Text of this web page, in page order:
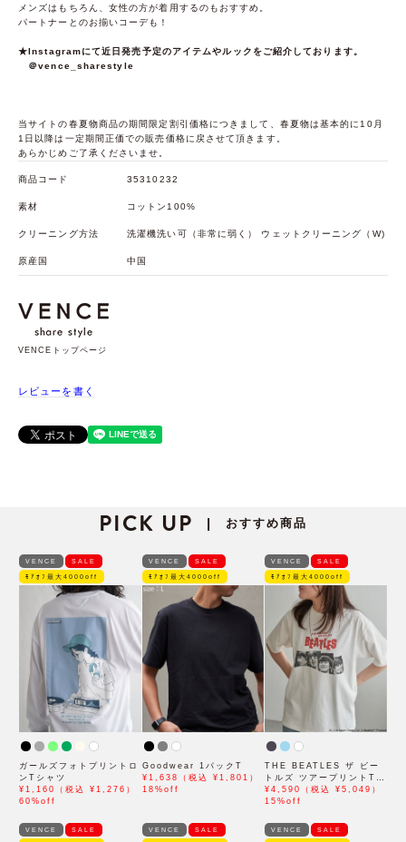
メンズはもちろん、女性の方が着用するのもおすすめ。
パートナーとのお揃いコーデも！
★Instagramにて近日発売予定のアイテムやルックをご紹介しております。
＠vence_sharestyle
当サイトの春夏物商品の期間限定割引価格につきまして、春夏物は基本的に10月
1日以降は一定期間正価での販売価格に戻させて頂きます。
あらかじめご了承くださいませ。
商品コード 35310232
素材 コットン100%
クリーニング方法 洗濯機洗い可（非常に弱く） ウェットクリーニング（W)
原産国 中国
VENCEトップページ
レビューを書く
PICK UP | おすすめ商品
VENCE SALE
ﾓｱｵﾌ最大4000off
ガールズフォトプリントロ
ンTシャツ
¥1,160（税込 ¥1,276）
60%off
VENCE SALE
ﾓｱｵﾌ最大4000off
Goodwear 1パックT
¥1,638（税込 ¥1,801）
18%off
VENCE SALE
ﾓｱｵﾌ最大4000off
THE BEATLES ザ ビー
トルズ ツアープリントTシ
ャツ
¥4,590（税込 ¥5,049）
15%off
VENCE SALE VENCE SALE VENCE SALE